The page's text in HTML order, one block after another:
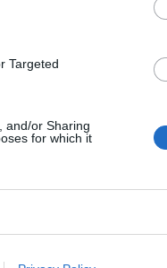
Targeted
and/or Sharing
for which it
sinistro
il laterale
in ogni
68
che lo ha
la
referto lo